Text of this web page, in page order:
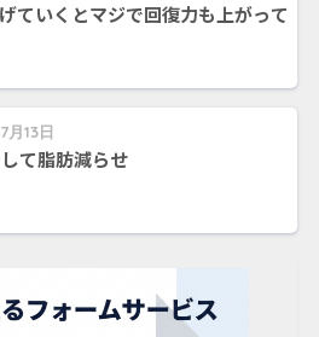
ていくとマジで回復力も上がって
月13日
て脂肪減らせ